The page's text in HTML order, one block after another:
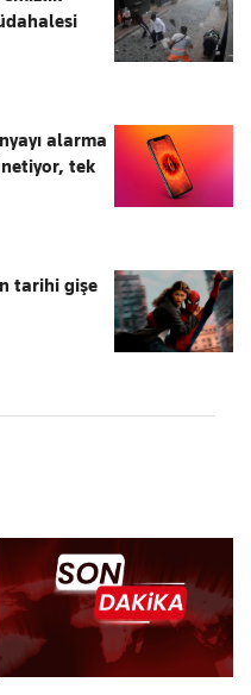
alarma
tek
tarihi gişe